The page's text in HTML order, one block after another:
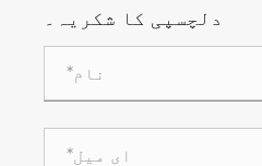
دلچسپی کا شکریہ۔